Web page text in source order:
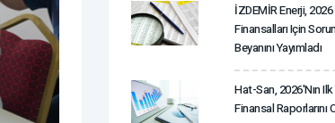
İZDEMİR Enerji, 2026
Finansalları Için
Beyanını Yayımladı
Hat-San, 2026'nın Ilk
Finansal Raporlarını